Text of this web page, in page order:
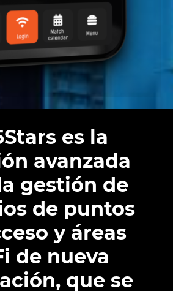
es la
avanzada
gestión de
de puntos
y áreas
de nueva
que se